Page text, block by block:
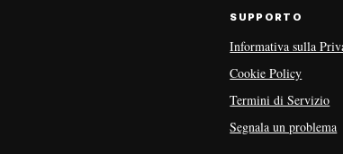
SUPPORTO
Informativa sulla
Cookie Policy
Termini di Servizio
Segnala un problema